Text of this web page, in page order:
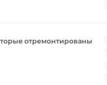
отремонтированы